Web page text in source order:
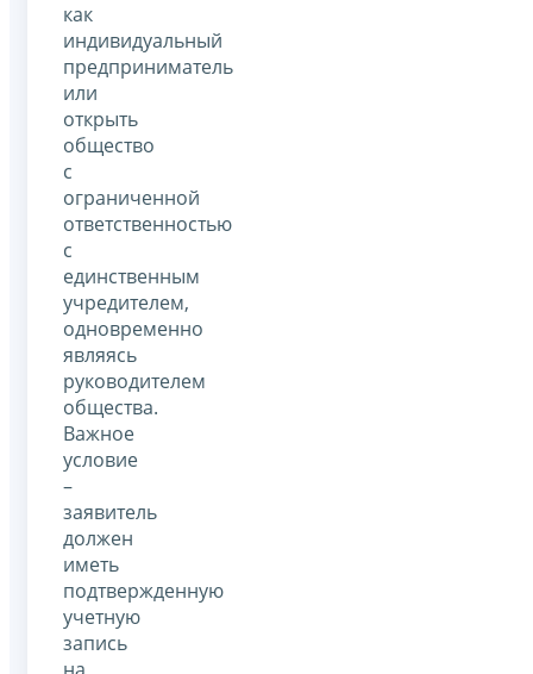
как
индивидуальный
предприниматель
или
открыть
общество
с
ограниченной
ответственностью
с
единственным
учредителем,
одновременно
являясь
руководителем
общества.
Важное
условие
–
заявитель
должен
иметь
подтвержденную
учетную
запись
на